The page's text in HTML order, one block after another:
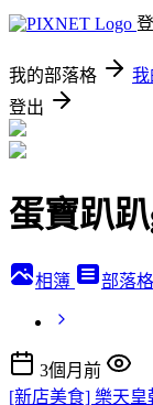
我的部落格 我
登出
蛋寶趴
相簿 部落格
3個月前
[新店美食] 樂天皇